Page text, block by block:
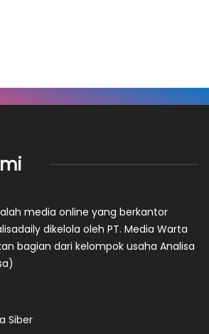
media online yang berkantor
dikelola oleh PT. Media Warta
bagian dari kelompok usaha Analisa
Siber